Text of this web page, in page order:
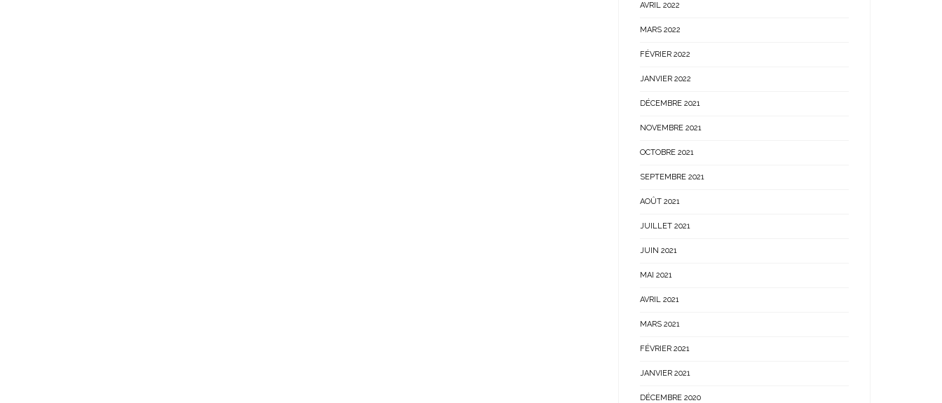
AVRIL 2022
MARS 2022
FÉVRIER 2022
JANVIER 2022
DÉCEMBRE 2021
NOVEMBRE 2021
OCTOBRE 2021
SEPTEMBRE 2021
AOÛT 2021
JUILLET 2021
JUIN 2021
MAI 2021
AVRIL 2021
MARS 2021
FÉVRIER 2021
JANVIER 2021
DÉCEMBRE 2020